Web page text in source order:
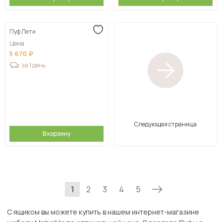
Пуф Лети
Цена
5 670
за 1 день
В корзину
Следующая страница
1 2 3 4 5
С ящиком вы можете купить в нашем интернет-магазине